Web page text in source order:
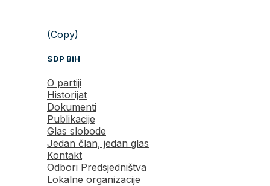
(Copy)
SDP BiH
O partiji
Historijat
Dokumenti
Publikacije
Glas slobode
Jedan član, jedan glas
Kontakt
Odbori Predsjedništva
Lokalne organizacije